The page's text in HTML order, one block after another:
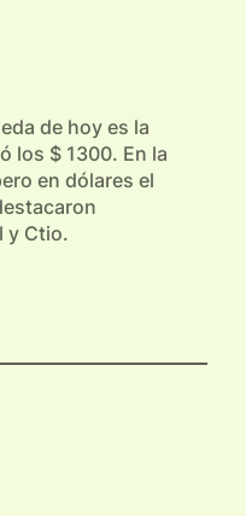
de hoy es la
los $ 1300. En la
en dólares el
y Ctio.